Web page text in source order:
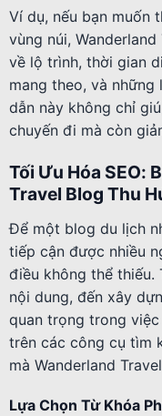
Ví dụ, nếu bạn muốn
vùng núi,
về lộ trình, thời gian
mang theo, và
dẫn này không chỉ
chuyến đi mà còn
Tối Ưu Hóa SEO:
Travel Blog Thu
Để một blog du lịch
tiếp cận được nhiều
điều không thể thiếu.
nội dung, đến xây
quan trọng trong
trên các công cụ tìm
mà Wanderland
Lựa Chọn Từ Khóa